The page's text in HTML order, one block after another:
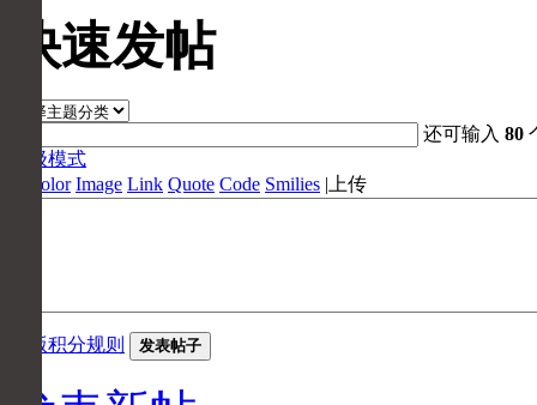
快速发帖
还可输入80
高级模式
Color Image Link Quote Code Smilies | 上传
本版积分规则 发表帖子